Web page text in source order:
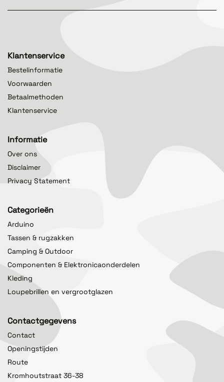
Klantenservice
Bestelinformatie
Voorwaarden
Betaalmethoden
Klantenservice
Informatie
Over ons
Disclaimer
Privacy Statement
Categorieën
Arduino
Tassen & rugzakken
Camping & Outdoor
Componenten & Elektronicaonderdelen
Kleding
Loupebrillen en vergrootglazen
Contactgegevens
Contact
Openingstijden
Route
Kromhoutstraat 36-38